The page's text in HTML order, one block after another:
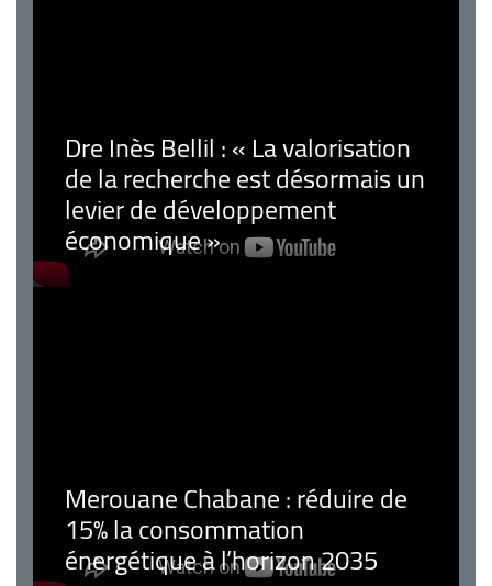
Dre Inès Bellil : « La valorisation
de la recherche est désormais un
levier de développement
économique »
Merouane Chabane : réduire de
15% la consommation
énergétique à l’horizon 2035